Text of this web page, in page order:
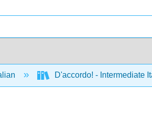
D'accordo! - Intermediate